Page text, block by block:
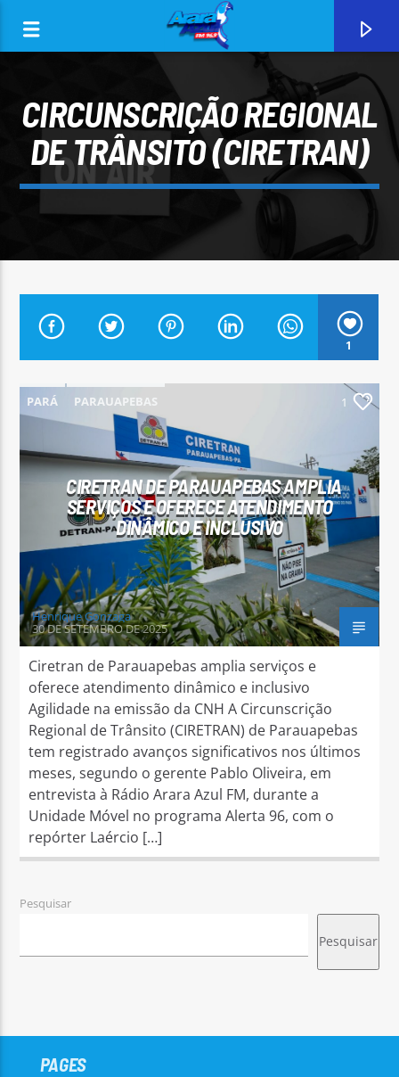
CURRENT TRACK
ARARA AZUL FM 96,9
Arara Azul FM
CIRCUNSCRIÇÃO REGIONAL
DE TRÂNSITO (CIRETRAN)
1
PARÁ PARAUAPEBAS 1
CIRETRAN DE PARAUAPEBAS AMPLIA
SERVIÇOS E OFERECE ATENDIMENTO
DINÂMICO E INCLUSIVO
Henrique Gonzaga
30 DE SETEMBRO DE 2025
Ciretran de Parauapebas amplia serviços e
oferece atendimento dinâmico e inclusivo
Agilidade na emissão da CNH A Circunscrição
Regional de Trânsito (CIRETRAN) de Parauapebas
tem registrado avanços significativos nos últimos
meses, segundo o gerente Pablo Oliveira, em
entrevista à Rádio Arara Azul FM, durante a
Unidade Móvel no programa Alerta 96, com o
repórter Laércio […]
Pesquisar
Pesquisar
PAGES